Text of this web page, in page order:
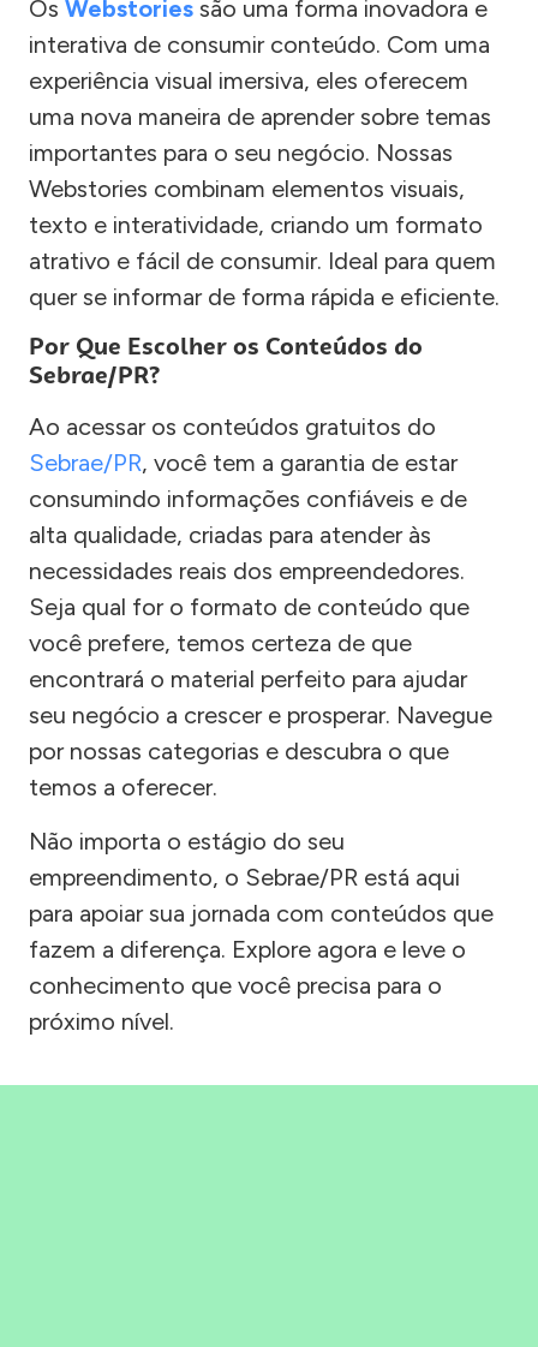
Os Webstories são uma forma inovadora e
interativa de consumir conteúdo. Com uma
experiência visual imersiva, eles oferecem
uma nova maneira de aprender sobre temas
importantes para o seu negócio. Nossas
Webstories combinam elementos visuais,
texto e interatividade, criando um formato
atrativo e fácil de consumir. Ideal para quem
quer se informar de forma rápida e eficiente.
Por Que Escolher os Conteúdos do
Sebrae/PR?
Ao acessar os conteúdos gratuitos do
Sebrae/PR, você tem a garantia de estar
consumindo informações confiáveis e de
alta qualidade, criadas para atender às
necessidades reais dos empreendedores.
Seja qual for o formato de conteúdo que
você prefere, temos certeza de que
encontrará o material perfeito para ajudar
seu negócio a crescer e prosperar. Navegue
por nossas categorias e descubra o que
temos a oferecer.
Não importa o estágio do seu
empreendimento, o Sebrae/PR está aqui
para apoiar sua jornada com conteúdos que
fazem a diferença. Explore agora e leve o
conhecimento que você precisa para o
próximo nível.